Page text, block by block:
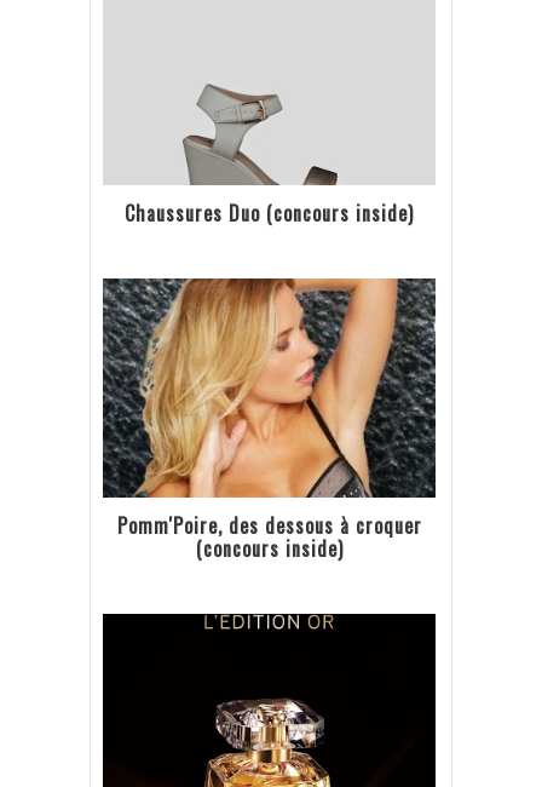
Chaussures Duo (concours inside)
Pomm'Poire, des dessous à croquer
(concours inside)